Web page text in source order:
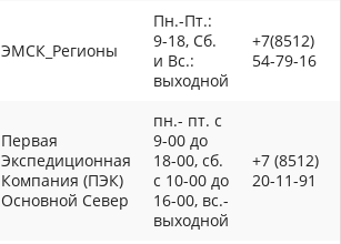
ЭМСК_Регионы
Пн.-Пт.:
9-18, Сб.
и Вс.:
выходной
+7(8512)
54-79-16
Первая
Экспедиционная
Компания (ПЭК)
Основной Север
пн.- пт. с
9-00 до
18-00, сб.
с 10-00 до
16-00, вс.-
выходной
+7 (8512)
20-11-91